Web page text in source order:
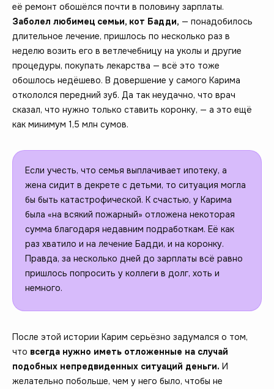
её ремонт обошёлся почти в половину зарплаты.
Заболел любимец семьи, кот Бадди, — понадобилось
длительное лечение, пришлось по несколько раз в
неделю возить его в ветлечебницу на уколы и другие
процедуры, покупать лекарства — всё это тоже
обошлось недёшево. В довершение у самого Карима
откололся передний зуб. Да так неудачно, что врач
сказал, что нужно только ставить коронку, — а это ещё
как минимум 1,5 млн сумов.
Если учесть, что семья выплачивает ипотеку, а
жена сидит в декрете с детьми, то ситуация могла
бы быть катастрофической. К счастью, у Карима
была «на всякий пожарный» отложена некоторая
сумма благодаря недавним подработкам. Её как
раз хватило и на лечение Бадди, и на коронку.
Правда, за несколько дней до зарплаты всё равно
пришлось попросить у коллеги в долг, хоть и
немного.
После этой истории Карим серьёзно задумался о том,
что всегда нужно иметь отложенные на случай
подобных непредвиденных ситуаций деньги. И
желательно побольше, чем у него было, чтобы не